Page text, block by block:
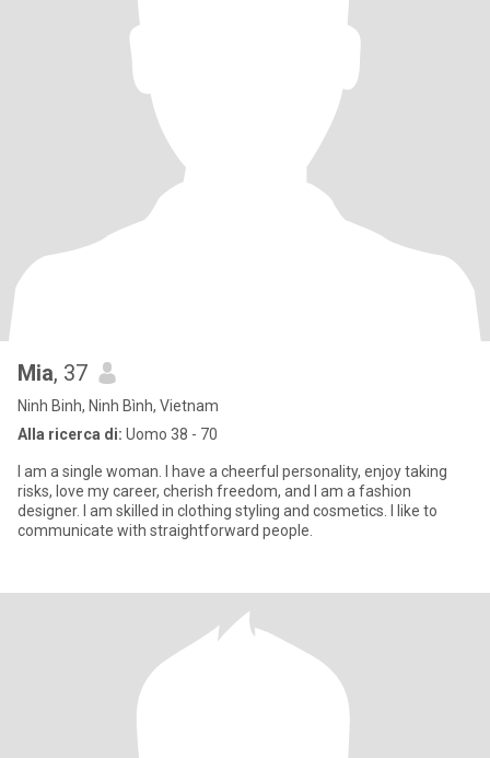
Mia, 37
Ninh Binh, Ninh Bình, Vietnam
Alla ricerca di: Uomo 38 - 70
I am a single woman. I have a cheerful personality, enjoy taking
risks, love my career, cherish freedom, and I am a fashion
designer. I am skilled in clothing styling and cosmetics. I like to
communicate with straightforward people.